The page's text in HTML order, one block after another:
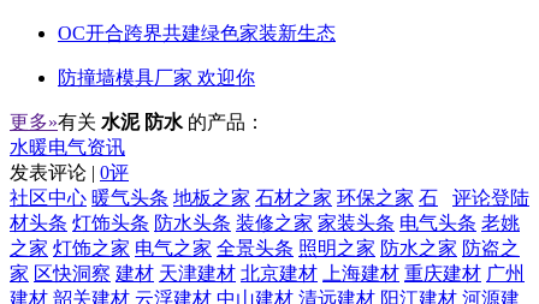
OC开合跨界共建绿色家装新生态
防撞墙模具厂家 欢迎你
更多»有关 水泥 防水 的产品：
水暖电气资讯
发表评论 | 0评
评论登陆
社区中心 暖气头条 地板之家 石材之家 环保之家 石
材头条 灯饰头条 防水头条 装修之家 家装头条 电气头条 老姚
之家 灯饰之家 电气之家 全景头条 照明之家 防水之家 防盗之
家 区快洞察 建材 天津建材 北京建材 上海建材 重庆建材 广州
建材 韶关建材 云浮建材 中山建材 清远建材 阳江建材 河源建